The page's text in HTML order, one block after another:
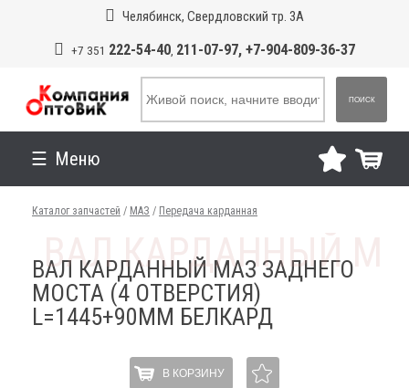
Челябинск, Свердловский тр. 3А
+7 351 222-54-40, 211-07-97, +7-904-809-36-37
ПОИСК
Меню
Каталог запчастей / МАЗ / Передача карданная
ВАЛ КАРДАННЫЙ МАЗ ЗАДНЕГО
МОСТА (4 ОТВЕРСТИЯ)
L=1445+90ММ БЕЛКАРД
В КОРЗИНУ